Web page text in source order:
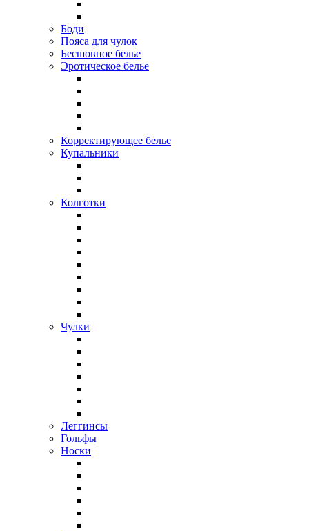
Боди
Пояса для чулок
Бесшовное белье
Эротическое белье
Корректирующее белье
Купальники
Колготки
Чулки
Леггинсы
Гольфы
Носки